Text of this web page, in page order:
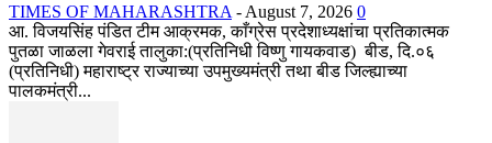
TIMES OF MAHARASHTRA - August 7, 2026 0
आ. विजयसिंह पंडित टीम आक्रमक, काँग्रेस प्रदेशाध्यक्षांचा प्रतिकात्मक
पुतळा जाळला गेवराई तालुका:(प्रतिनिधी विष्णु गायकवाड) बीड, दि.०६
(प्रतिनिधी) महाराष्ट्र राज्याच्या उपमुख्यमंत्री तथा बीड जिल्ह्याच्या
पालकमंत्री...